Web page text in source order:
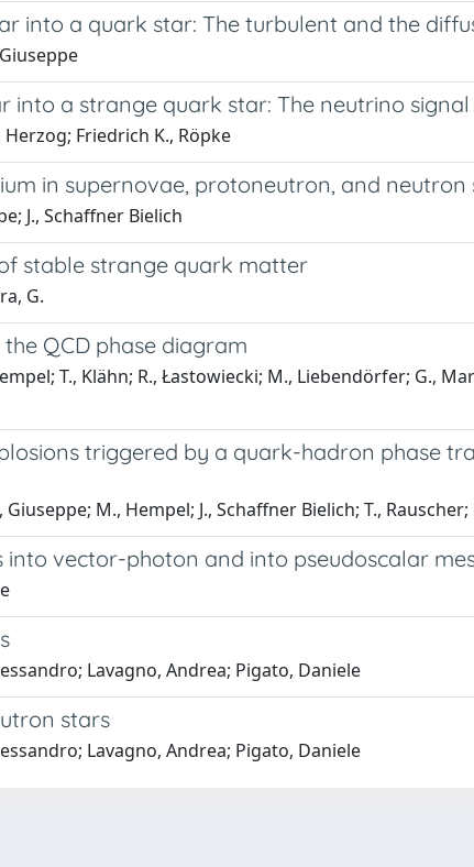
into a quark star: The turbulent and the
into a strange quark star: The neutrino signal
Friedrich K., Röpke
in supernovae, protoneutron, and neutron
J., Schaffner Bielich
stable strange quark matter
G.
QCD phase diagram
T., Klähn; R., Łastowiecki; M., Liebendörfer; G.,
triggered by a quark-hadron phase
Giuseppe; M., Hempel; J., Schaffner Bielich; T.,
into vector-photon and into pseudoscalar
Lavagno, Andrea; Pigato, Daniele
stars
Lavagno, Andrea; Pigato, Daniele